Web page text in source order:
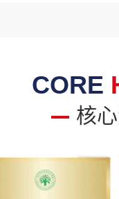
CORE
核